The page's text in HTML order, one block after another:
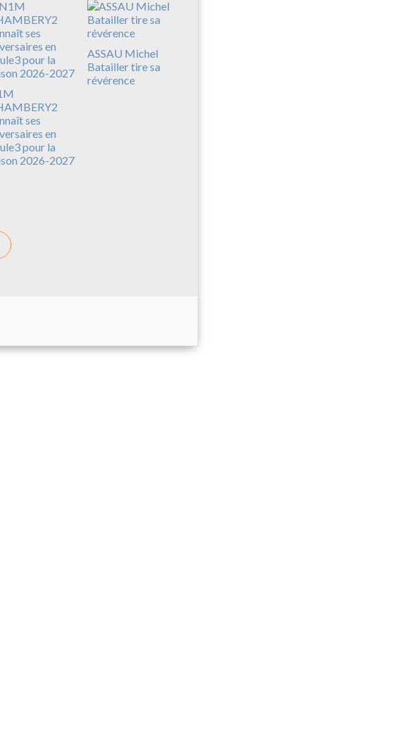
ses
en
pour la
2026-2027
ASSAU Michel
Batailler tire sa
révérence